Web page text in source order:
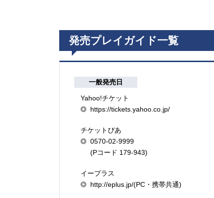
発売プレイガイド一覧
一般発売日
Yahoo!チケット
https://tickets.yahoo.co.jp/
チケットぴあ
0570-02-9999
(Pコード 179-943)
イープラス
http://eplus.jp/(PC・携帯共通)